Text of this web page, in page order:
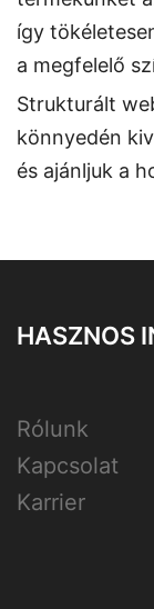
így
a megfelelő
Strukturált
könnyedén
és ajánljuk a
HASZNOS
Rólunk
Kapcsolat
Karrier